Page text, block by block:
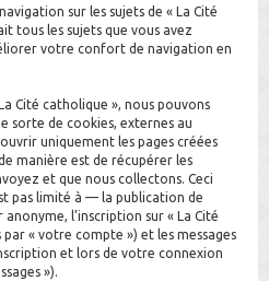
sur les sujets de « La Cité
tous les sujets que vous avez
votre confort de navigation en
Cité catholique », nous pouvons
sorte de cookies, externes au
uniquement les pages créées
manière est de récupérer les
et que nous collectons. Ceci
pas limité à — la publication de
l’inscription sur « La Cité
« votre compte ») et les messages
et lors de votre connexion
»).